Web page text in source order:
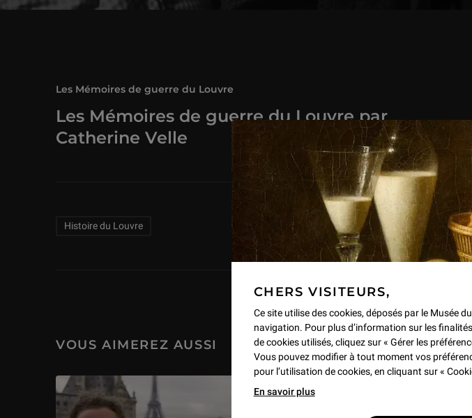
CHERS VISITEURS,
Ce site utilise des cookies, déposés par le Musée
navigation. Pour plus d’information sur les
de cookies utilisés, cliquez sur « Gérer les
Vous pouvez modifier à tout moment vos
pour l’utilisation de cookies, en cliquant sur «
En savoir plus
Les Mémoires de guerre du Louvre par
Catherine Velle
Les Mémoires de guerre du Louvre
Related Keywords
Histoire du Louvre
VOUS AIMEREZ AUSSI